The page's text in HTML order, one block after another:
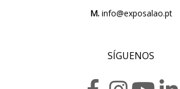
M.info@exposalao.pt
SÍGUENOS